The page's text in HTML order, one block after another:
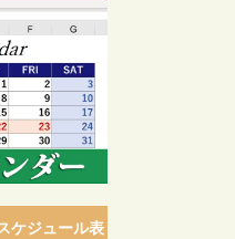
ケジュール表